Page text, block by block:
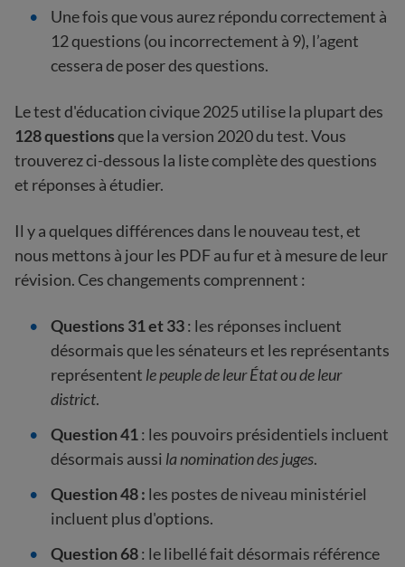
Une fois que vous aurez répondu correctement à
12 questions (ou incorrectement à 9), l’agent
cessera de poser des questions.
Le test d'éducation civique 2025 utilise la plupart des
128 questionsque la version 2020 du test. Vous
trouverez ci-dessous la liste complète des questions
et réponses à étudier.
Il y a quelques différences dans le nouveau test, et
nous mettons à jour les PDF au fur et à mesure de leur
révision. Ces changements comprennent :
Questions 31 et 33: les réponses incluent
désormais que les sénateurs et les représentants
représentent le peuple de leur État ou de leur
district.
Question 41: les pouvoirs présidentiels incluent
désormais aussi la nomination des juges.
Question 48 : les postes de niveau ministériel
incluent plus d'options.
Question 68: le libellé fait désormais référence